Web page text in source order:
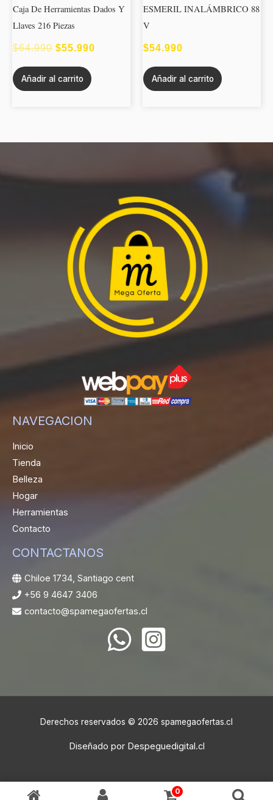
Caja De Herramientas Dados Y
Llaves 216 Piezas
$64.990
ERA:
$64.990.
$55.990
ES:
Añadir al carrito
ESMERIL INALÁMBRICO 88
V
$54.990
Añadir al carrito
NAVEGACION
Inicio
Tienda
Belleza
Hogar
Herramientas
Contacto
CONTACTANOS
Chiloe 1734, Santiago cent
+56 9 4647 3406
contacto@spamegaofertas.cl
Derechos reservados © 2026 spamegaofertas.cl
Diseñado por Despeguedigital.cl
0